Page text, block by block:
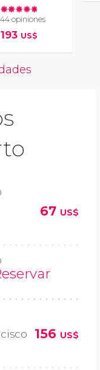
opiniones
193 US$
67 US$
156 US$